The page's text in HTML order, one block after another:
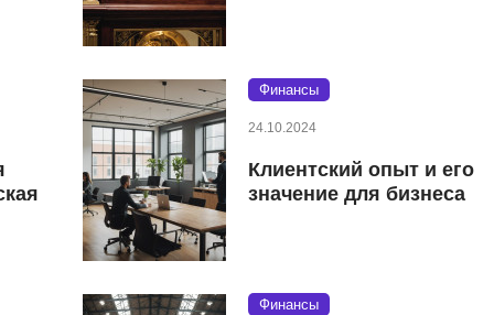
Финансы
24.10.2024
Клиентский опыт и его
значение для бизнеса
Финансы